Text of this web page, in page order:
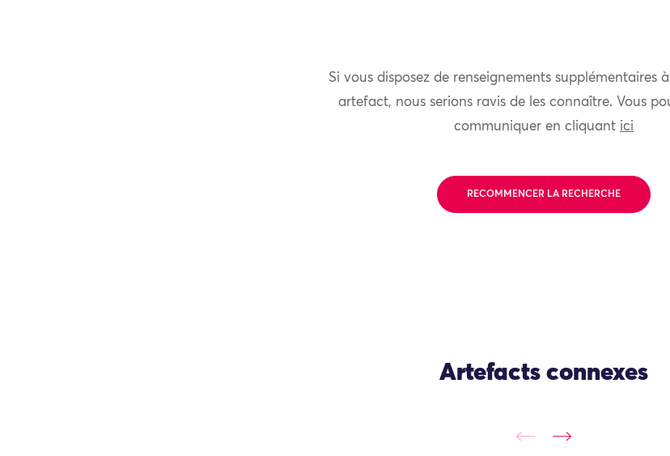
Si vous disposez de renseignements supplémentaires
artefact, nous serions ravis de les connaître. Vous
communiquer en cliquant ici
RECOMMENCER LA RECHERCHE
Artefacts connexes